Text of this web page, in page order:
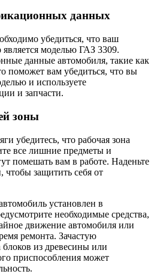
данных
убедиться, что ваш
является моделью ГАЗ 3309.
данные автомобиля, такие как
поможет вам убедиться, что вы
и используете
и запчасти.
зоны
убедитесь, что рабочая зона
все лишние предметы и
помешать вам в работе. Наденьте
чтобы защитить себя от
установлен в
необходимые средства,
движение автомобиля или
ремонта. Зачастую
из древесины или
приспособления может